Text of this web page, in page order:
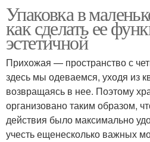
Упаковка в
как сделать ее
эстетичной
Прихожая — пространство с
здесь мы одеваемся, уходя из
возвращаясь в нее. Поэтому
организовано таким образом,
действия было максимально
учесть ещенесколько важных